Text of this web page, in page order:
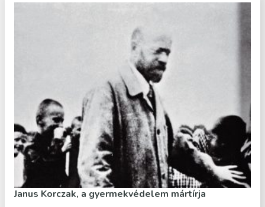
Janus Korczak, a gyermekvédelem mártírja